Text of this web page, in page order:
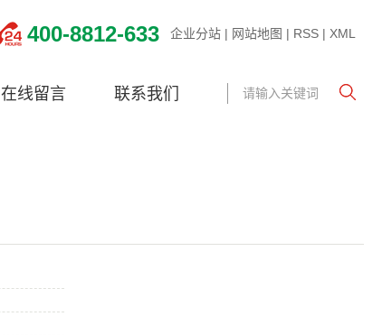
企业分站| 网站地图 | RSS| XML
400-8812-633
在线留言 联系我们